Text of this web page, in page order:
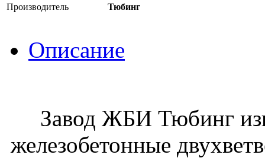
Производитель Тюбинг
Описание
Завод ЖБИ Тюбинг
железобетонные